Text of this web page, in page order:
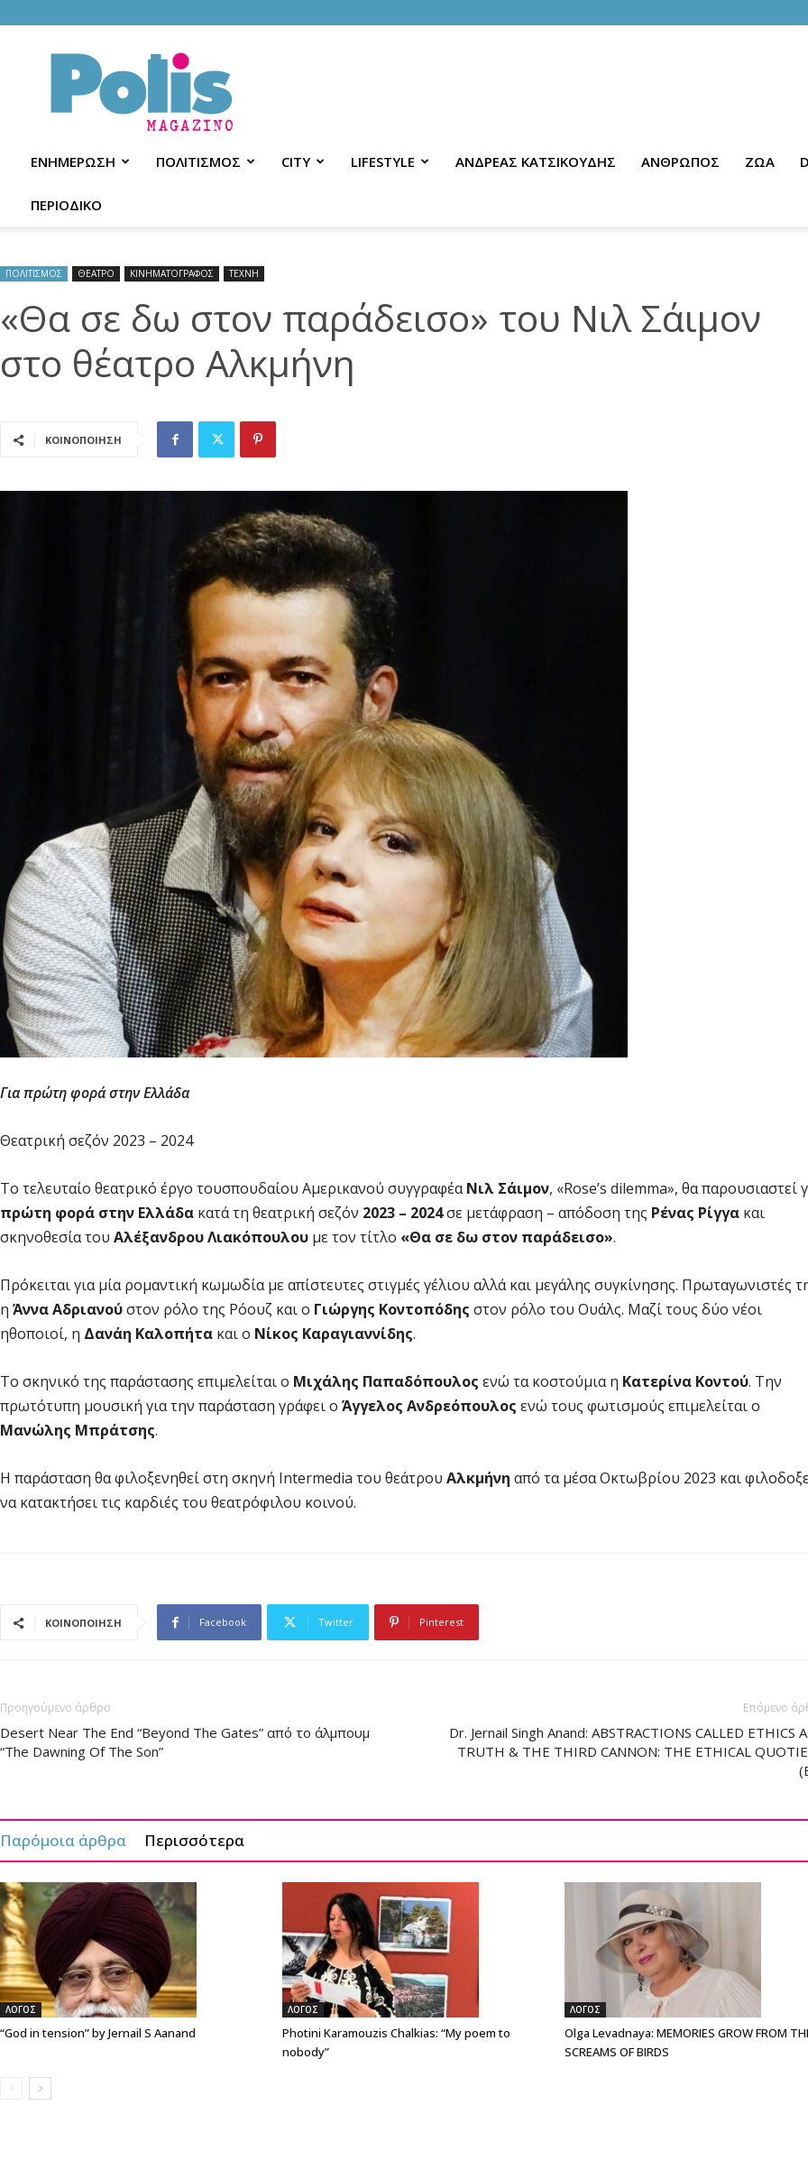
Polis
Magazino
ΕΝΗΜΕΡΩΣΗ ΠΟΛΙΤΙΣΜΟΣ CITY LIFESTYLE ΑΝΔΡΕΑΣ ΚΑΤΣΙΚΟΥΔΗΣ ΑΝΘΡΩΠΟΣ ΖΩΑ
ΠΕΡΙΟΔΙΚΟ
ΠΟΛΙΤΙΣΜΟΣ ΘΕΑΤΡΟ ΚΙΝΗΜΑΤΟΓΡΑΦΟΣ ΤΕΧΝΗ
«Θα σε δω στον παράδεισο» του Νιλ Σάιμον
στο θέατρο Αλκμήνη
ΚΟΙΝΟΠΟΙΗΣΗ
Για πρώτη φορά στην Ελλάδα
Θεατρική σεζόν 2023 – 2024
Το τελευταίο θεατρικό έργο τουσπουδαίου Αμερικανού συγγραφέαΝιλ Σάιμον, «Rose’s dilemma», θα παρουσιαστεί
πρώτη φορά στην Ελλάδα κατά τη θεατρική σεζόν 2023 – 2024σε μετάφραση – απόδοση της Ρένας Ρίγγα και
σκηνοθεσία του Αλέξανδρου Λιακόπουλου με τον τίτλο «Θα σε δω στον παράδεισο».
Πρόκειται για μία ρομαντική κωμωδία με απίστευτες στιγμές γέλιου αλλά και μεγάλης συγκίνησης. Πρωταγωνιστές
η Άννα Αδριανούστον ρόλο της Ρόουζ και ο Γιώργης Κοντοπόδης στον ρόλο του Ουάλς. Μαζί τους δύο νέοι
ηθοποιοί, η Δανάη Καλοπήτα και ο Νίκος Καραγιαννίδης.
Το σκηνικό της παράστασης επιμελείται ο Μιχάλης Παπαδόπουλος ενώ τα κοστούμια η Κατερίνα Κοντού. Την
πρωτότυπη μουσική για την παράσταση γράφει ο Άγγελος Ανδρεόπουλος ενώ τους φωτισμούς επιμελείται ο
Μανώλης Μπράτσης.
Η παράσταση θα φιλοξενηθεί στη σκηνή Intermedia του θεάτρου Αλκμήνη από τα μέσα Οκτωβρίου 2023 και
να κατακτήσει τις καρδιές του θεατρόφιλου κοινού.
ΚΟΙΝΟΠΟΙΗΣΗ Facebook Twitter Pinterest
Προηγούμενο άρθρο
Desert Near The End “Beyond The Gates” από το άλμπουμ
“The Dawning Of The Son”
Επόμενο
Dr. Jernail Singh Anand: ABSTRACTIONS CALLED ETHICS
TRUTH & THE THIRD CANNON: THE ETHICAL
Παρόμοια άρθρα Περισσότερα
ΛΟΓΟΣ
“God in tension” by Jernail S Aanand
ΛΟΓΟΣ
Photini Karamouzis Chalkias: “My poem to
nobody”
ΛΟΓΟΣ
Olga Levadnaya: MEMORIES GROW FROM
SCREAMS OF BIRDS